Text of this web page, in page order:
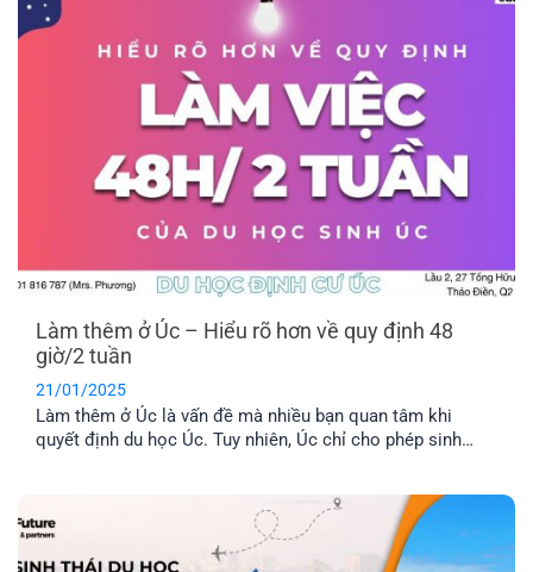
Làm thêm ở Úc – Hiểu rõ hơn về quy định 48
giờ/2 tuần
21/01/2025
Làm thêm ở Úc là vấn đề mà nhiều bạn quan tâm khi
quyết định du học Úc. Tuy nhiên, Úc chỉ cho phép sinh
tìm hiểu qua bài viết này nhé.